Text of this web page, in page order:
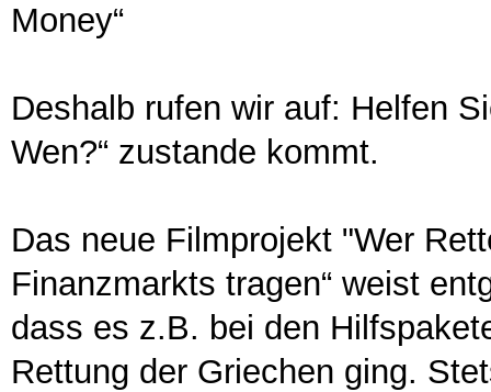
Money“
Deshalb rufen wir auf: Helfen
Wen?“ zustande kommt.
Das neue Filmprojekt "Wer
Finanzmarkts tragen“ weist
dass es z.B. bei den
Rettung der Griechen ging.